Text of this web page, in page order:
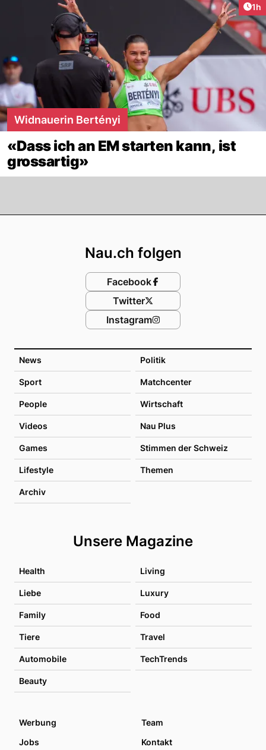
1h
Widnauerin Bertényi
«Dass ich an EM starten kann, ist
grossartig»
News Politik
Sport Matchcenter
People Wirtschaft
Videos Nau Plus
Games Stimmen der Schweiz
Lifestyle Themen
Archiv
Unsere Magazine
Health Living
Liebe Luxury
Family Food
Tiere Travel
Automobile TechTrends
Beauty
Nau.ch folgen
Facebook
Twitter
Instagram
Werbung
Team
Jobs
Kontakt